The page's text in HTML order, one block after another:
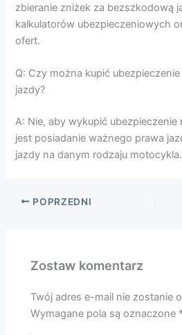
zbieranie zniżek za bezszkodową
kalkulatorów ubezpieczeniowych
ofert.
Q: Czy można kupić
jazdy?
A: Nie, aby wykupić
jest posiadanie ważnego prawa
jazdy na danym rodzaju motocykla.
POPRZEDNI
Zostaw komentarz
Twój adres e-mail nie zostanie
Wymagane pola są oznaczone